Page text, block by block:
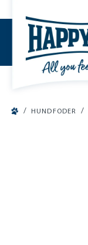
/ HUNDFODER /